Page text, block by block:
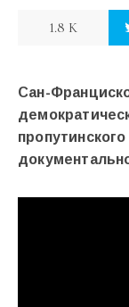
1.8 K
Сан-